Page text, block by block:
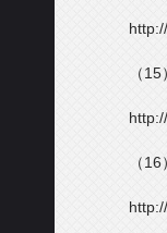
（
（